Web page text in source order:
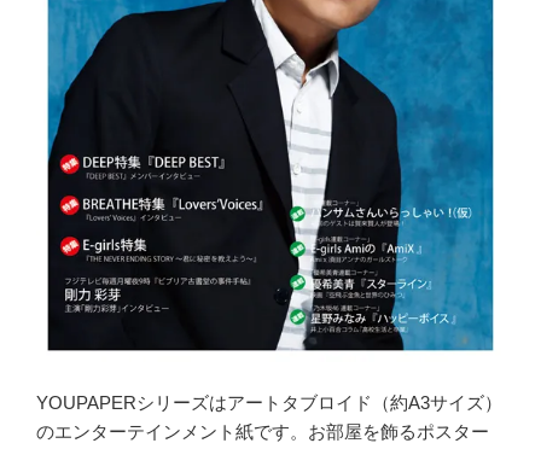
YOUPAPERシリーズはアートタブロイド（約A3サイズ）
のエンターテインメント紙です。お部屋を飾るポスター